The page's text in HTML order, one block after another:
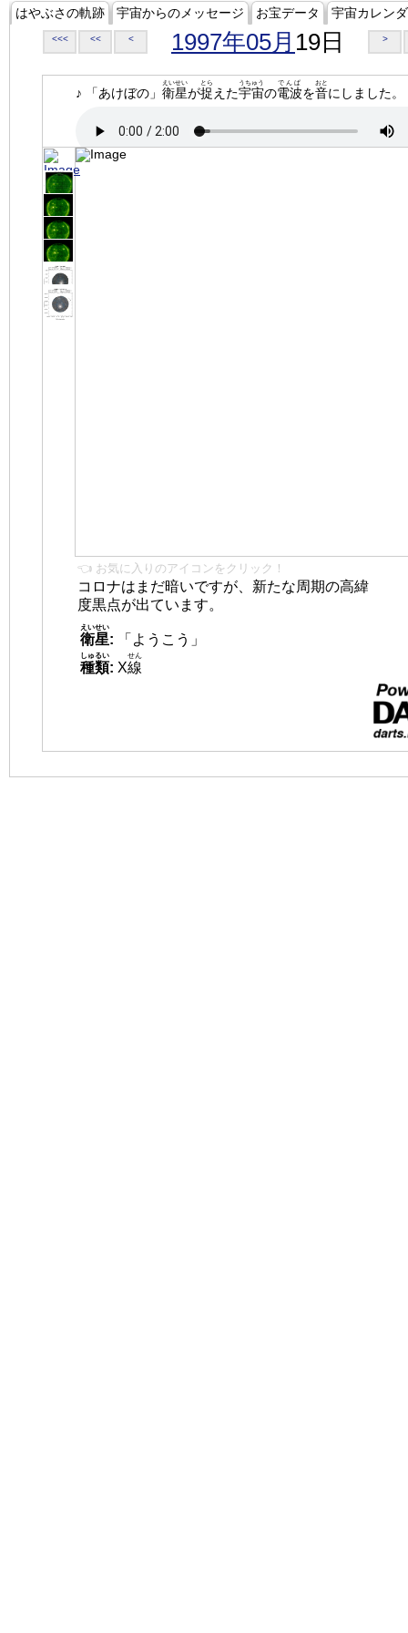
はやぶさの軌跡 宇宙からのメッセージ お宝データ 宇宙カレン
<<< << < 1997年05月 19日 >
♪ 「あけぼの」 衛星
えいせい
が捉
とら
えた宇宙
うちゅう
の電波
でんぱ
を音
おと
にしました。
👈 お気に入りのアイコンをクリック！
コロナはまだ暗いですが、新たな周期の高緯
度黒点が出ています。
衛星
えいせい
:
「ようこう」
種類
しゅるい
: X線
せん